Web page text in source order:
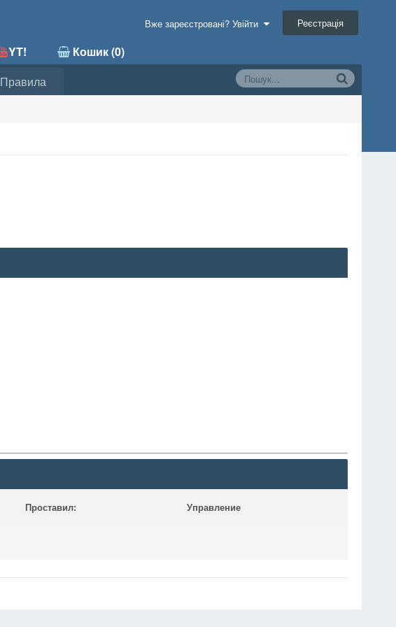
YT! Кошик (0)
Вже зареєстровані? Увійти Реєстрація
Правила
Проставил: Управление